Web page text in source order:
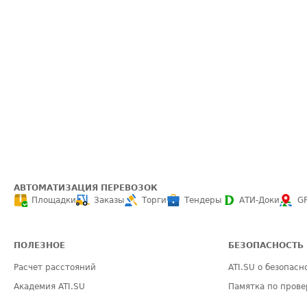
АВТОМАТИЗАЦИЯ ПЕРЕВОЗОК
Площадки
Заказы Торги Тендеры АТИ-Доки
ПОЛЕЗНОЕ
Расчет расстояний
Академия ATI.SU
БЕЗОПАСНОСТЬ
ATI.SU о
Памятка по